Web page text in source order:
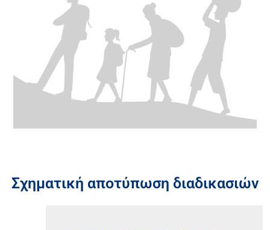
Σχηματική αποτύπωση διαδικασιών